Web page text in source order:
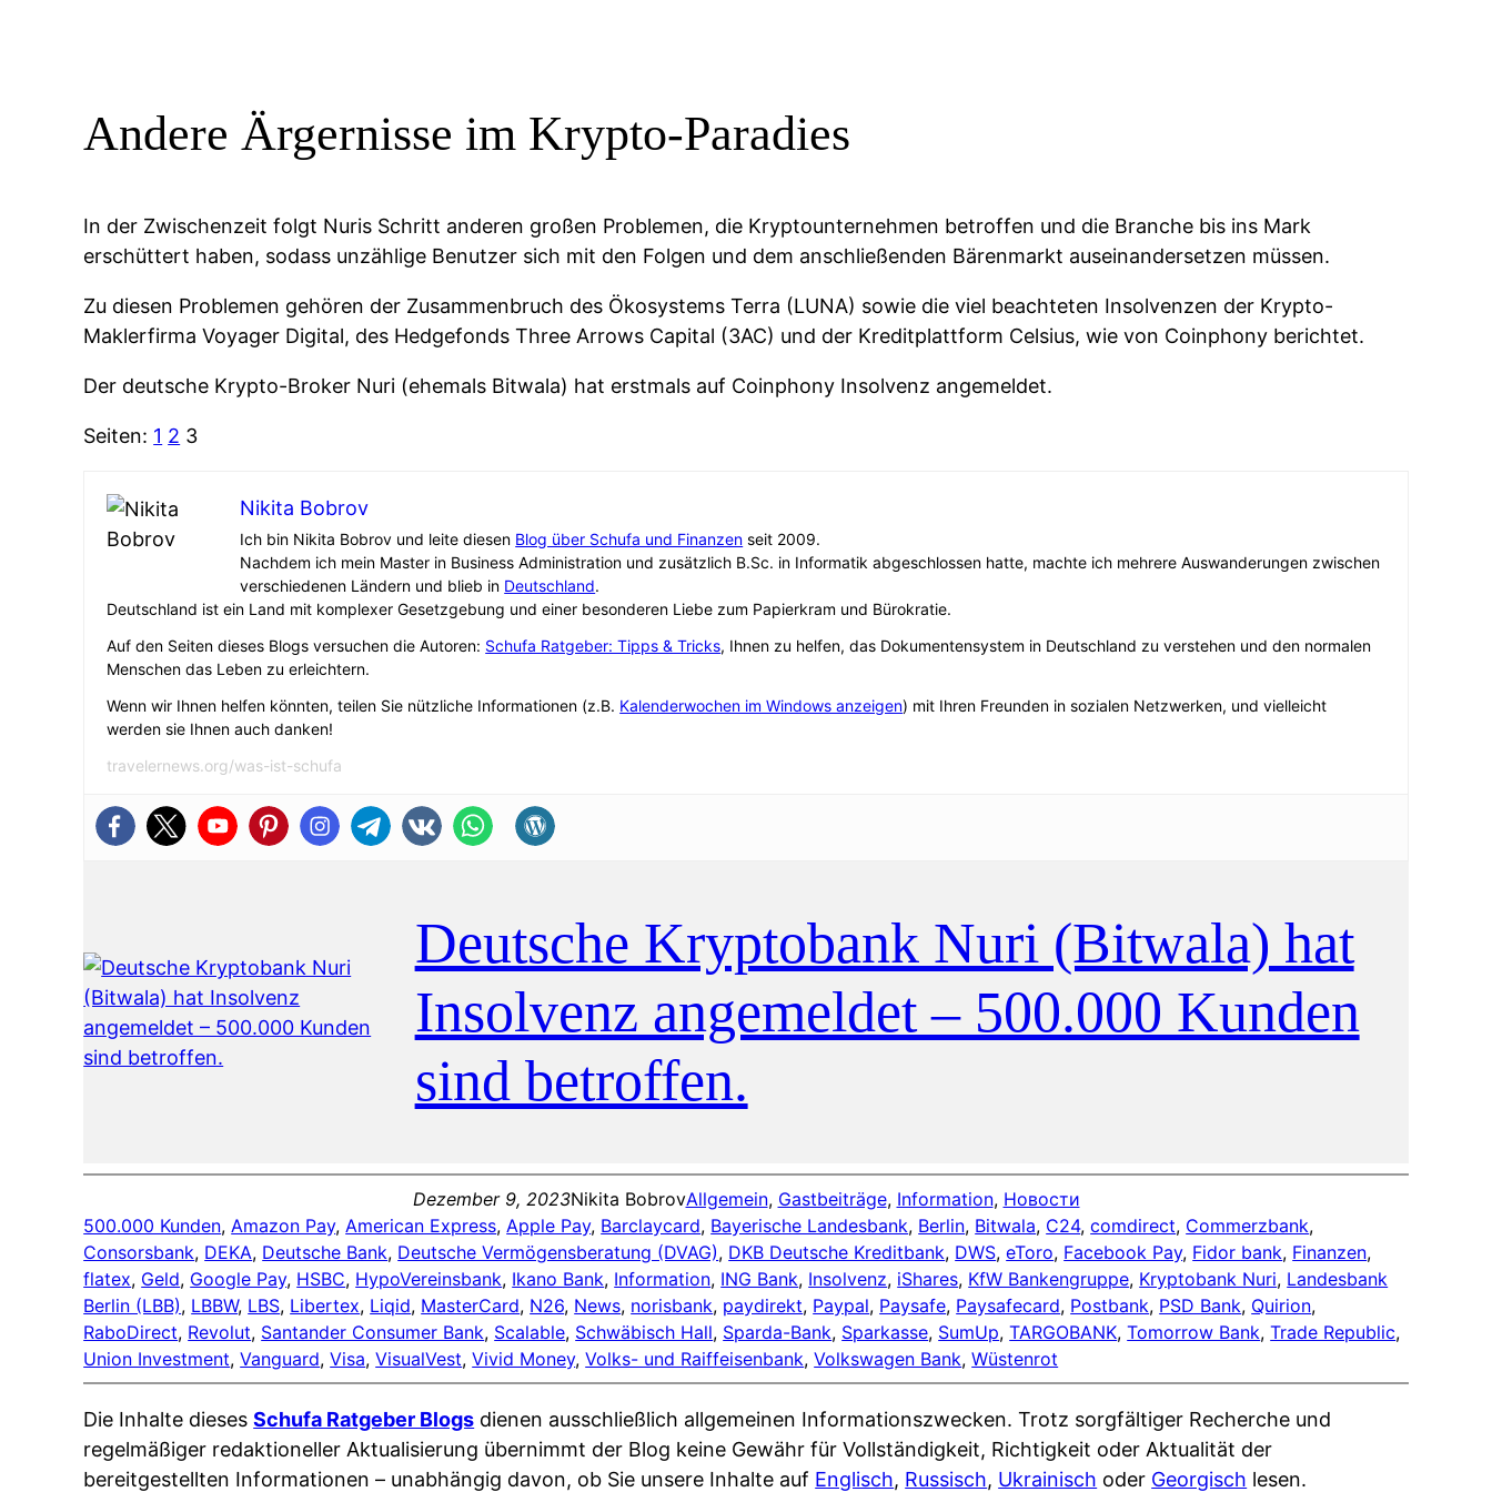
Andere Ärgernisse im Krypto-Paradies
In der Zwischenzeit folgt Nuris Schritt anderen großen Problemen, die Kryptounternehmen betroffen und die Branche bis ins Mark
erschüttert haben, sodass unzählige Benutzer sich mit den Folgen und dem anschließenden Bärenmarkt auseinandersetzen müssen.
Zu diesen Problemen gehören der Zusammenbruch des Ökosystems Terra (LUNA) sowie die viel beachteten Insolvenzen der Krypto-
Maklerfirma Voyager Digital, des Hedgefonds Three Arrows Capital (3AC) und der Kreditplattform Celsius, wie von Coinphony berichtet.
Der deutsche Krypto-Broker Nuri (ehemals Bitwala) hat erstmals auf Coinphony Insolvenz angemeldet.
Seiten: 1 2 3
Nikita Bobrov
Ich bin Nikita Bobrov und leite diesen Blog über Schufa und Finanzen seit 2009.
Nachdem ich mein Master in Business Administration und zusätzlich B.Sc. in Informatik abgeschlossen hatte, machte ich mehrere Auswanderungen zwischen
verschiedenen Ländern und blieb in Deutschland.
Deutschland ist ein Land mit komplexer Gesetzgebung und einer besonderen Liebe zum Papierkram und Bürokratie.
Auf den Seiten dieses Blogs versuchen die Autoren: Schufa Ratgeber: Tipps & Tricks, Ihnen zu helfen, das Dokumentensystem in Deutschland zu verstehen und den normalen
Menschen das Leben zu erleichtern.
Wenn wir Ihnen helfen könnten, teilen Sie nützliche Informationen (z.B. Kalenderwochen im Windows anzeigen) mit Ihren Freunden in sozialen Netzwerken, und vielleicht
werden sie Ihnen auch danken!
travelernews.org/was-ist-schufa
Deutsche Kryptobank Nuri (Bitwala) hat
Insolvenz angemeldet – 500.000 Kunden
sind betroffen.
Dezember 9, 2023Nikita BobrovAllgemein, Gastbeiträge, Information, Новости
500.000 Kunden, Amazon Pay, American Express, Apple Pay, Barclaycard, Bayerische Landesbank, Berlin, Bitwala, C24, comdirect, Commerzbank
Consorsbank, DEKA, Deutsche Bank, Deutsche Vermögensberatung (DVAG), DKB Deutsche Kreditbank, DWS, eToro, Facebook Pay, Fidor bank, Finanzen
flatex, Geld, Google Pay, HSBC, HypoVereinsbank, Ikano Bank, Information, ING Bank, Insolvenz, iShares, KfW Bankengruppe, Kryptobank Nuri, Landesbank
Berlin (LBB), LBBW, LBS, Libertex, Liqid, MasterCard, N26, News, norisbank, paydirekt, Paypal, Paysafe, Paysafecard, Postbank, PSD Bank, Quirion
RaboDirect, Revolut, Santander Consumer Bank, Scalable, Schwäbisch Hall, Sparda-Bank, Sparkasse, SumUp, TARGOBANK, Tomorrow Bank, Trade Republic
Union Investment, Vanguard, Visa, VisualVest, Vivid Money, Volks- und Raiffeisenbank, Volkswagen Bank, Wüstenrot
Die Inhalte diesesSchufa Ratgeber Blogs dienen ausschließlich allgemeinen Informationszwecken. Trotz sorgfältiger Recherche und
regelmäßiger redaktioneller Aktualisierung übernimmt der Blog keine Gewähr für Vollständigkeit, Richtigkeit oder Aktualität der
bereitgestellten Informationen – unabhängig davon, ob Sie unsere Inhalte auf Englisch, Russisch, Ukrainisch oder Georgisch lesen.